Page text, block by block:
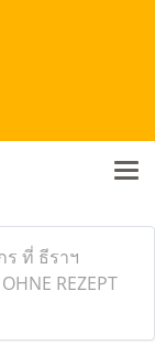
ร ที่ ธีราฯ
REZEPT